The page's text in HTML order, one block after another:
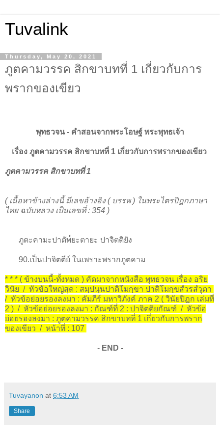
Tuvalink
Thursday, May 20, 2021
ภูตคามวรรค สิกขาบทที่ 1 เกี่ยวกับการ
พรากของเขียว
พุทธวจน - คําสอนจากพระโอษฐ์ พระพุทธเจ้า
เรื่อง ภูตคามวรรค สิกขาบทที่ 1 เกี่ยวกับการพรากของเขียว
ภูตคามวรรค สิกขาบทที่ 1
( เนื้อหาข้างล่างนี้ มีเลขอ้างอิง ( บรรพ ) ในพระไตรปิฎกภาษา
ไทย ฉบับหลวง เป็นเลขที่ : 354 )
ภูตะคามะปาตัพ๎ยะตายะ ปาจิตติยัง
90.เป็นปาจิตตีย์ ในเพราะพรากภูตคาม
* * * ( ข้างบนนี้-ทั้งหมด ) คัดมาจากหนังสือ พุทธวจน เรื่อง อริย
วินัย / หัวข้อใหญ่สุด : สมฺปนฺนปาติโมกฺขา ปาติโมกฺขสํวรสํวุตา
/ หัวข้อย่อยรองลงมา : คัมภีร์ มหาวิภังค์ ภาค 2 ( วินัยปิฎก เล่มที่
2 ) / หัวข้อย่อยรองลงมา : กัณฑ์ที่ 2 : ปาจิตติยกัณฑ์ / หัวข้อ
ย่อยรองลงมา : ภูตคามวรรค สิกขาบทที่ 1 เกี่ยวกับการพราก
ของเขียว / หน้าที่ : 107
-END -
Tuvayanon at 6:53 AM
Share